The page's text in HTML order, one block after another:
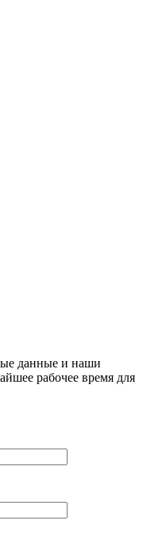
данные и наши
рабочее время для